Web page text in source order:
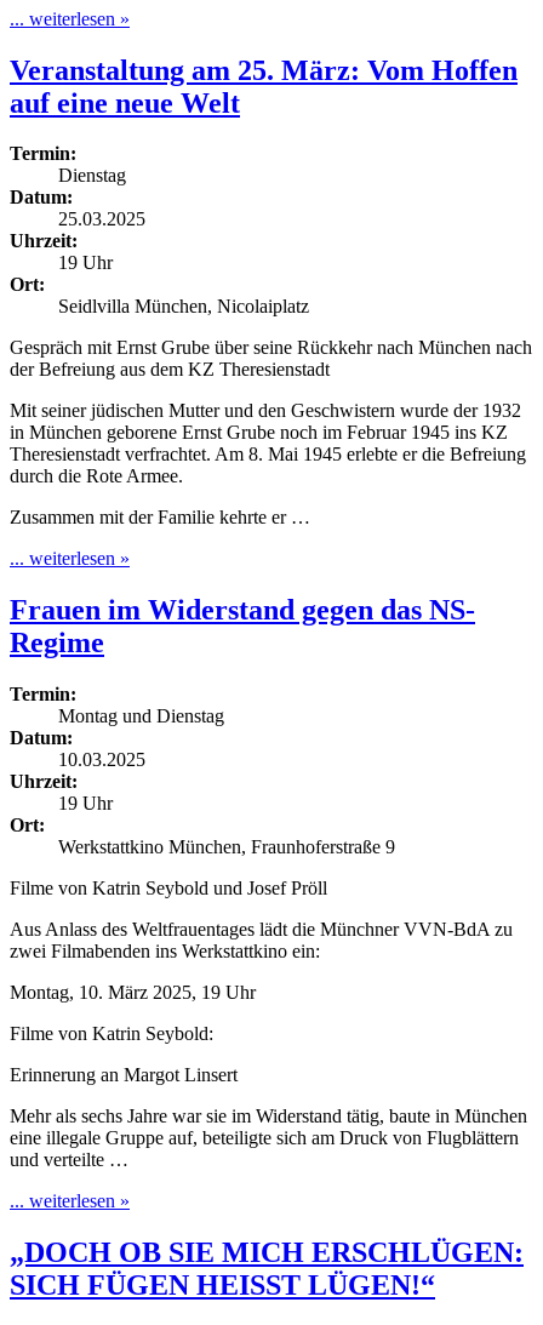
... weiterlesen »
Veranstaltung am 25. März: Vom Hoffen
auf eine neue Welt
Termin:
Dienstag
Datum:
25.03.2025
Uhrzeit:
19 Uhr
Ort:
Seidlvilla München, Nicolaiplatz
Gespräch mit Ernst Grube über seine Rückkehr nach München nach
der Befreiung aus dem KZ Theresienstadt
Mit seiner jüdischen Mutter und den Geschwistern wurde der 1932
in München geborene Ernst Grube noch im Februar 1945 ins KZ
Theresienstadt verfrachtet. Am 8. Mai 1945 erlebte er die Befreiung
durch die Rote Armee.
Zusammen mit der Familie kehrte er …
... weiterlesen »
Frauen im Widerstand gegen das NS-
Regime
Termin:
Montag und Dienstag
Datum:
10.03.2025
Uhrzeit:
19 Uhr
Ort:
Werkstattkino München, Fraunhoferstraße 9
Filme von Katrin Seybold und Josef Pröll
Aus Anlass des Weltfrauentages lädt die Münchner VVN-BdA zu
zwei Filmabenden ins Werkstattkino ein:
Montag, 10. März 2025, 19 Uhr
Filme von Katrin Seybold:
Erinnerung an Margot Linsert
Mehr als sechs Jahre war sie im Widerstand tätig, baute in München
eine illegale Gruppe auf, beteiligte sich am Druck von Flugblättern
und verteilte …
... weiterlesen »
„DOCH OB SIE MICH ERSCHLÜGEN:
SICH FÜGEN HEISST LÜGEN!“